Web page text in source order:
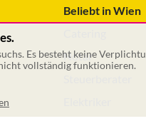
Beliebt in Wien
Notar
Es besteht keine
vollständig funktionieren.